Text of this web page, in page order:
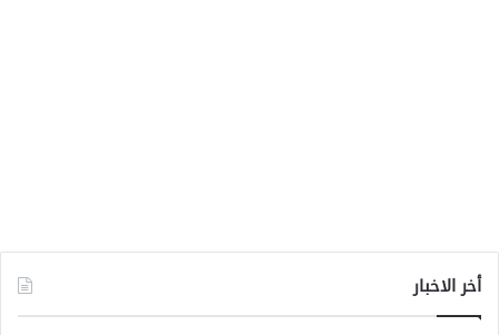
أخر الاخبار